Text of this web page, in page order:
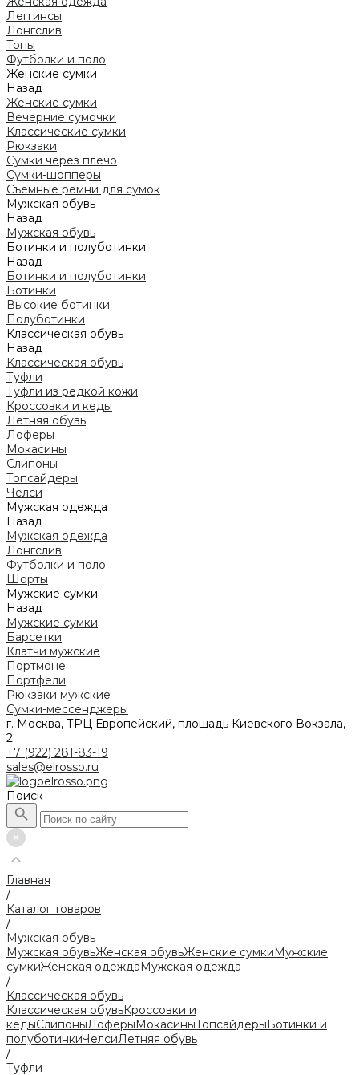
Леггинсы
Лонгслив
Топы
Футболки и поло
Женские сумки
Назад
Женские сумки
Вечерние сумочки
Классические сумки
Рюкзаки
Сумки через плечо
Сумки-шопперы
Съемные ремни для сумок
Мужская обувь
Назад
Мужская обувь
Ботинки и полуботинки
Назад
Ботинки и полуботинки
Ботинки
Высокие ботинки
Полуботинки
Классическая обувь
Назад
Классическая обувь
Туфли
Туфли из редкой кожи
Кроссовки и кеды
Летняя обувь
Лоферы
Мокасины
Слипоны
Топсайдеры
Челси
Мужская одежда
Назад
Мужская одежда
Лонгслив
Футболки и поло
Шорты
Мужские сумки
Назад
Мужские сумки
Барсетки
Клатчи мужские
Портмоне
Портфели
Рюкзаки мужские
Сумки-мессенджеры
г. Москва, ТРЦ Европейский, площадь Киевского Вокзала,
2
+7 (922) 281-83-19
sales@elrosso.ru
Поиск
Главная
/
Каталог товаров
/
Мужская обувь
Мужская обувьЖенская обувьЖенские сумкиМужские
сумкиЖенская одеждаМужская одежда
/
Классическая обувь
Классическая обувьКроссовки и
кедыСлипоныЛоферыМокасиныТопсайдерыБотинки и
полуботинкиЧелсиЛетняя обувь
/
Туфли